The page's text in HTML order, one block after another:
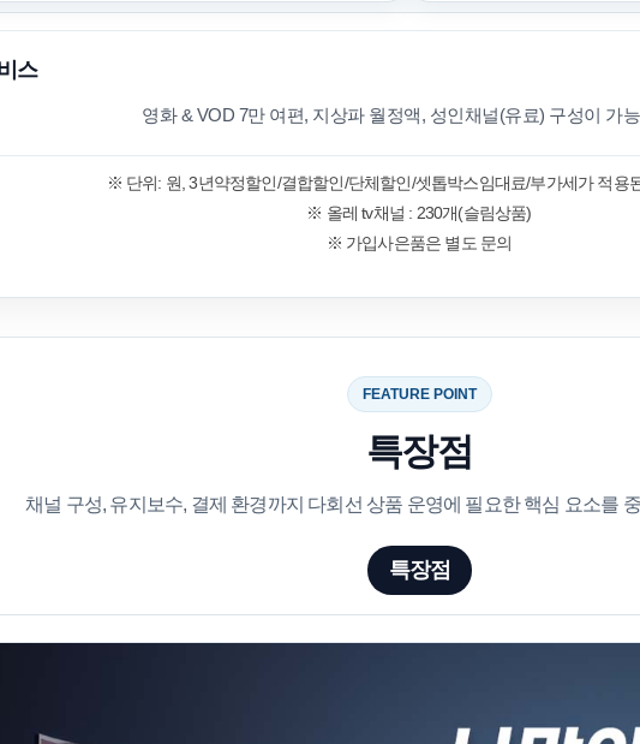
스
영화 & VOD 7만 여편, 지상파 월정액, 성인채널(유료) 구성이 가
※ 단위: 원, 3년약정할인/결합할인/단체할인/셋톱박스임대료/부가세가 적용
※ 올레 tv채널 : 230개(슬림상품)
※ 가입사은품은 별도 문의
FEATURE POINT
특장점
채널 구성, 유지보수, 결제 환경까지 다회선 상품 운영에 필요한 핵심 요소를
특장점